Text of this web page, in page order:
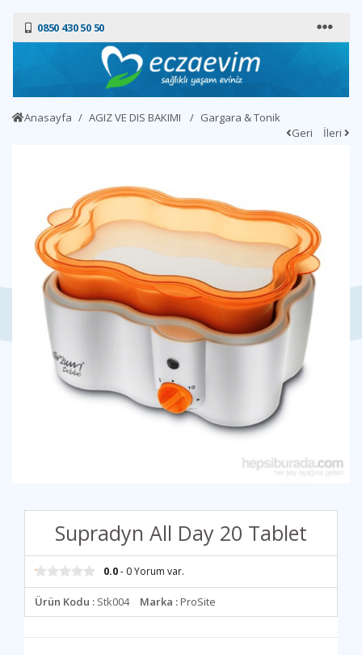
0850 430 50 50
Anasayfa AGIZ VE DIS BAKIMI
Gargara & Tonik
Geri
İleri
Supradyn All Day 20 Tablet
0.0- 0 Yorum var.
Ürün Kodu : Stk004 Marka :ProSite